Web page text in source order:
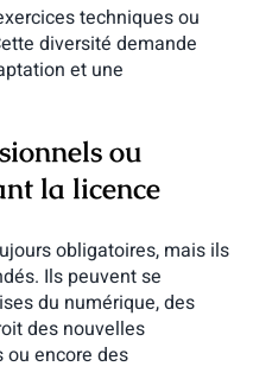
techniques ou
diversité demande
et une
ou
la licence
obligatoires, mais ils
Ils peuvent se
du numérique, des
des nouvelles
ou encore des